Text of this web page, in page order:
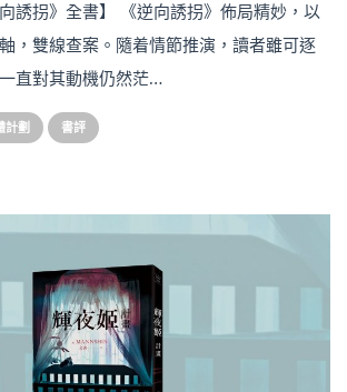
誘拐》全書】 《逆向誘拐》佈局精妙，以
，雙線查案。隨着情節推演，讀者雖可逐
直對其動機仍然茫…
計劃 書評